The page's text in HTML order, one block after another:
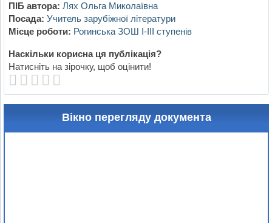
ПІБ автора: Лях Ольга Миколаївна
Посада: Учитель зарубіжної літератури
Місце роботи: Рогинська ЗОШ І-ІІІ ступенів
Наскільки корисна ця публікація?
Натисніть на зірочку, щоб оцінити!
Вікно перегляду документа